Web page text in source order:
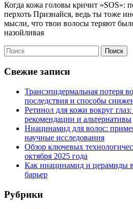
Когда кожа головы кричит «SOS»:
перхоть Признайся, ведь ты тоже
мысли, что твои волосы теряют
назойливая
Поиск
Свежие записи
Трансэпидермальная потеря
последствия и способы
Ретинол для кожи вокруг
рекомендации и альтернативы
Ниацинамид для волос:
научные исследования
Обзор ключевых
октября 2025 года
Как ниацинамид и церамиды
барьер
Рубрики